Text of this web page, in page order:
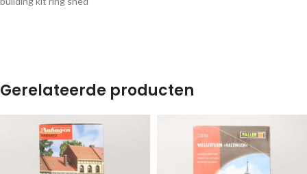
Gerelateerde producten